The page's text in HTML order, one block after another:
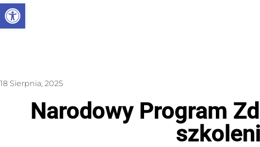
Otwórz pasek narzędzi
18 Sierpnia, 2025
Narodowy Program